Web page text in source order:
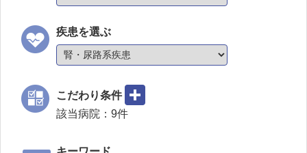
疾患を選ぶ
こだわり条件
該当病院： 9件